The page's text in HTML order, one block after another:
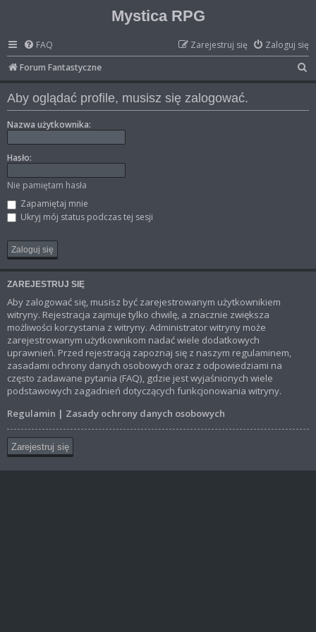
Mystica RPG
FAQ Zaloguj się
Zarejestruj się
Forum Fantastyczne
z
Aby oglądać profile, musisz się zalogować.
Nazwa użytkownika:
Hasło:
Nie pamiętam hasła
Zapamiętaj mnie
Ukryj mój status podczas tej sesji
ZAREJESTRUJ SIĘ
Aby zalogować się, musisz być zarejestrowanym użytkownikiem
witryny. Rejestracja zajmuje tylko chwilę, a znacznie zwiększa
możliwości korzystania z witryny. Administrator witryny może
zarejestrowanym użytkownikom nadać wiele dodatkowych
uprawnień. Przed rejestracją zapoznaj się z naszym regulaminem,
zasadami ochrony danych osobowych oraz z odpowiedziami na
często zadawane pytania (FAQ), gdzie jest wyjaśnionych wiele
podstawowych zagadnień dotyczących funkcjonowania witryny.
Regulamin | Zasady ochrony danych osobowych
Zarejestruj się